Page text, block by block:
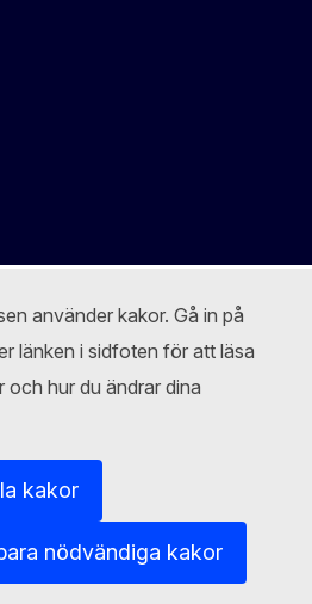
använder kakor. Gå in på
länken i sidfoten för att läsa
och hur du ändrar dina
kakor
nödvändiga kakor